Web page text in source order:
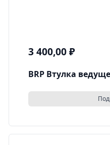
3 400,00₽
BRP Втулка